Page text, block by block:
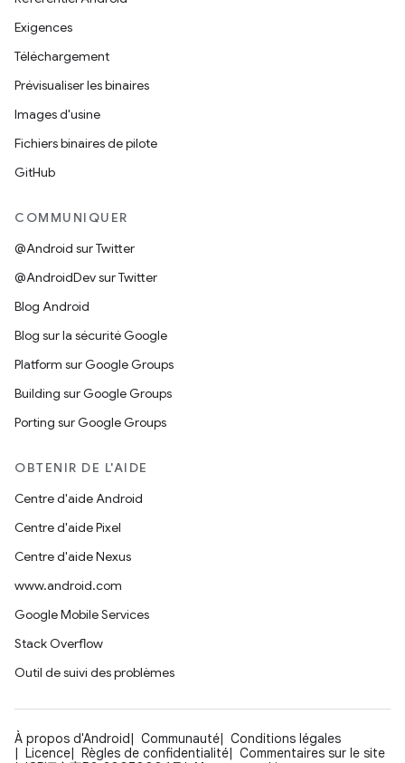
Exigences
Téléchargement
Prévisualiser les binaires
Images d'usine
Fichiers binaires de pilote
GitHub
COMMUNIQUER
@Android sur Twitter
@AndroidDev sur Twitter
Blog Android
Blog sur la sécurité Google
Platform sur Google Groups
Building sur Google Groups
Porting sur Google Groups
OBTENIR DE L'AIDE
Centre d'aide Android
Centre d'aide Pixel
Centre d'aide Nexus
www.android.com
Google Mobile Services
Stack Overflow
Outil de suivi des problèmes
À propos d'Android Communauté
Conditions légales
Licence
Règles de confidentialité
Commentaires sur le site